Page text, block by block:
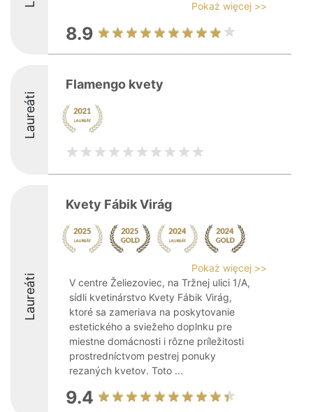
Pokaż więcej >>
8.9
Laureáti
Flamengo kvety
Laureáti
Kvety Fábik Virág
Pokaż więcej >>
V centre Želiezoviec, na Tržnej ulici 1/A,
sídli kvetinárstvo Kvety Fábik Virág,
ktoré sa zameriava na poskytovanie
estetického a sviežeho doplnku pre
miestne domácnosti i rôzne príležitosti
prostredníctvom pestrej ponuky
rezaných kvetov. Toto ...
9.4